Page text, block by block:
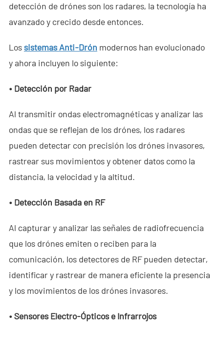
- - ND-IM005 Sistema Estándar de Intercepción Wi-Fi
- - ND-IR001 Perro Robótico Inteligente
- - ND-UR002 Vehículo Operado Remotamente
Soluciones
- Solución Anti-Dron
- Solución de Detección Anti-Dron
- Solución de Jamming Anti-Dron
- Solución de Radar por Muro
- Solución de Intercepción de Wi-Fi
detección de drónes son los radares, la tecnología ha
avanzado y crecido desde entonces.
Lossistemas Anti-Drón modernos han evolucionado
y ahora incluyen lo siguiente:
• Detección por Radar
Al transmitir ondas electromagnéticas y analizar las
ondas que se reflejan de los drónes, los radares
pueden detectar con precisión los drónes invasores,
rastrear sus movimientos y obtener datos como la
distancia, la velocidad y la altitud.
• Detección Basada en RF
Al capturar y analizar las señales de radiofrecuencia
que los drónes emiten o reciben para la
comunicación, los detectores de RF pueden detectar,
identificar y rastrear de manera eficiente la presencia
y los movimientos de los drónes invasores.
• Sensores Electro-Ópticos e Infrarrojos